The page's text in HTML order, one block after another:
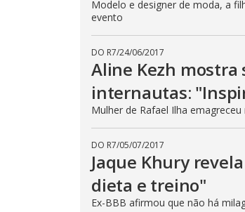
Modelo e designer de moda, a
evento
DO R7/24/06/2017
Aline Kezh mostra
internautas:
Mulher de Rafael Ilha
DO R7/05/07/2017
Jaque Khury
dieta e treino"
Ex-BBB afirmou que não há